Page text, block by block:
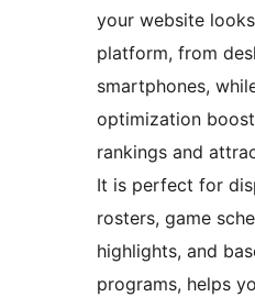
your website
platform, from
smartphones,
optimization
rankings and
It is perfect for
rosters, game
highlights, and
programs, helps